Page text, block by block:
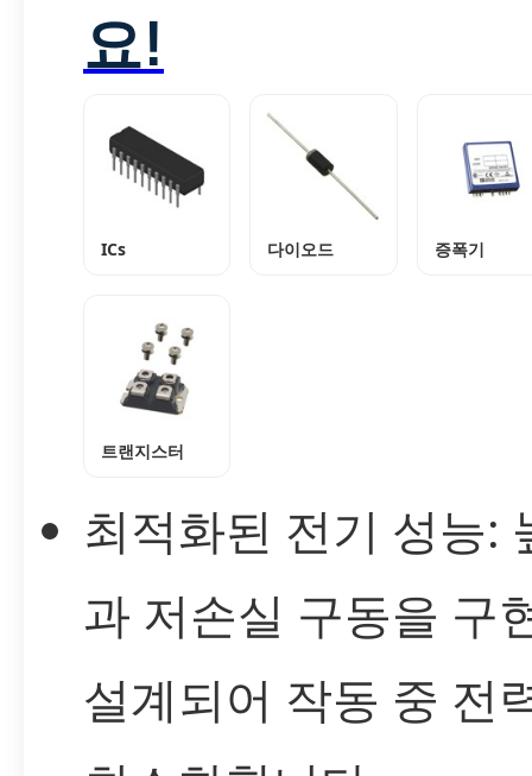
요!
ICs 다이오드 증폭기
트랜지스터
최적화된 전기 성능:
과 저손실 구동을 구
설계되어 작동 중 전